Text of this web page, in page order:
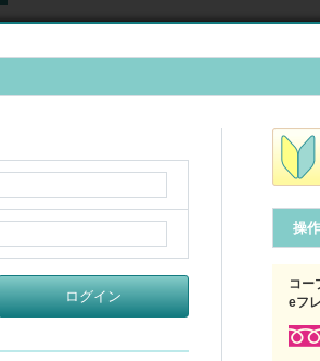
トリッジをお届け
水器「虹のしずくⅡ」
ートリッジが定期的に届くから、取り替え忘
質(法定表示物質12物質、任意表示物質5物質)を
化合物(PFOS及びPFOA)を除去します。(浄水器
果)
トリッジ1個付き)を宅配便でお届けします。
カ月ごとにカートリッジを郵送にて定期発送しま
ログイン
操
コー
eフ